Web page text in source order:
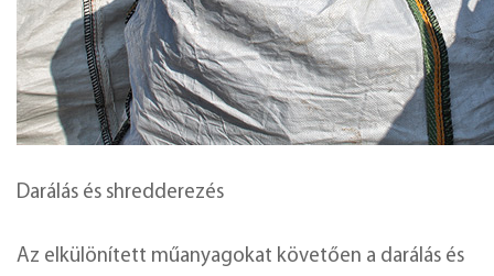
Darálás és shredderezés
Az elkülönített műanyagokat követően a darálás és